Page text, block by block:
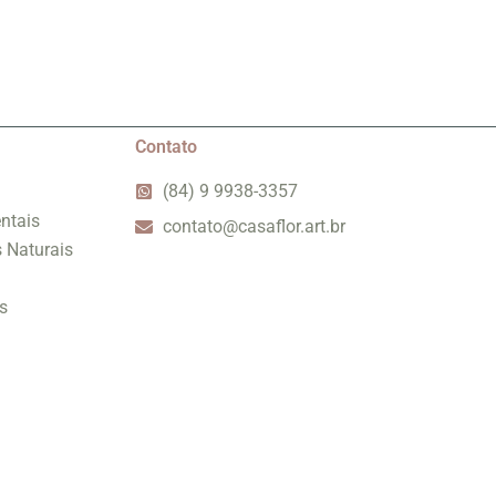
Naturais
Contato
(84) 9 9938-3357
contato@casaflor.art.br